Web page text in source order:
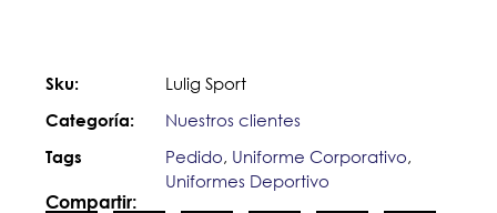
Sku: Lulig Sport
Categoría: Nuestros clientes
Tags Pedido, Uniforme Corporativo,
Uniformes Deportivo
Compartir: